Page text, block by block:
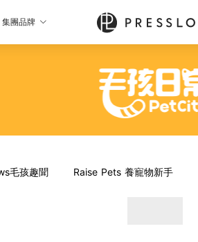
集團品牌
毛孩趣聞 Raise Pets 養寵物新手